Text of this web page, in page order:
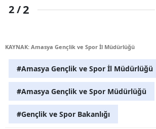
2 /2
KAYNAK: Amasya Gençlik ve Spor İl Müdürlüğü
#Amasya Gençlik ve Spor İl Müdürlüğü
#Amasya Gençlik ve Spor Müdürlüğü
#Gençlik ve Spor Bakanlığı